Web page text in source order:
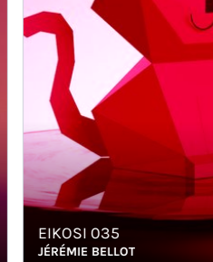
EIKOSI 035
JÉRÉMIE BELLOT